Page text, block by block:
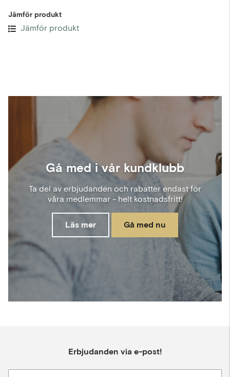
Jämför produkt
Jämför produkt
Gå med i vår kundklubb
Ta del av erbjudanden och rabatter endast för
våra medlemmar - helt kostnadsfritt!
Läs mer Gå med nu
Erbjudanden via e-post!